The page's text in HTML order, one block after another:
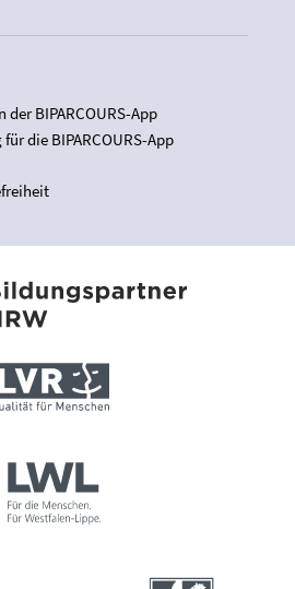
BIPARCOURS-App
die BIPARCOURS-App